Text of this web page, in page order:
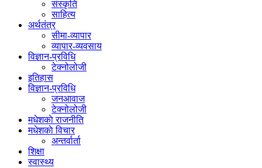
संस्कृति
साहित्य
अर्थतंत्र
सीमा-व्यापार
व्यापार-व्यवसाय
विज्ञान-प्रविधि
टेक्नोलोजी
इतिहास
विज्ञान-प्रविधि
जनआवाज
टेक्नोलोजी
मधेशकाे राजनीति
मधेशकाे विचार
अन्तर्वार्ता
शिक्षा
स्वास्थ्य